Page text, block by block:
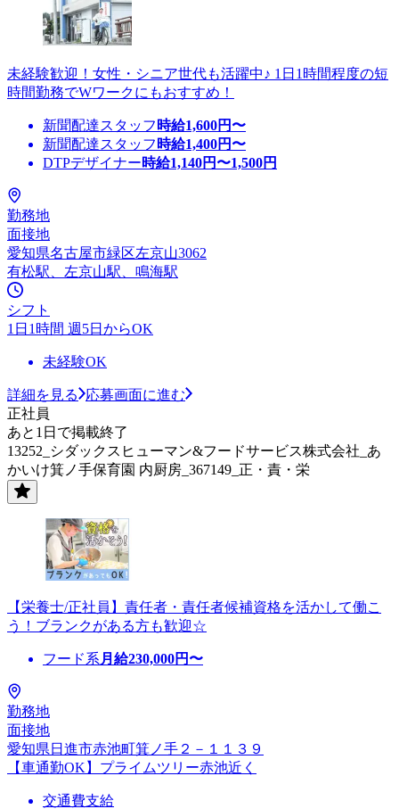
未経験歓迎！女性・シニア世代も活躍中♪ 1日1時間程度の短
時間勤務でWワークにもおすすめ！
新聞配達スタッフ 時給1,600円〜
新聞配達スタッフ 時給1,400円〜
DTPデザイナー時給1,140円〜1,500円
勤務地
面接地
愛知県名古屋市緑区左京山3062
有松駅、左京山駅、鳴海駅
シフト
1日1時間 週5日からOK
未経験OK
詳細を見る
応募画面に進む
正社員
あと1日で掲載終了
13252_シダックスヒューマン&フードサービス株式会社_あ
かいけ箕ノ手保育園 内厨房_367149_正・責・栄
【栄養士/正社員】責任者・責任者候補資格を活かして働こ
う！ブランクがある方も歓迎☆
フード系 月給230,000円〜
勤務地
面接地
愛知県日進市赤池町箕ノ手２－１１３９
【車通勤OK】プライムツリー赤池近く
交通費支給